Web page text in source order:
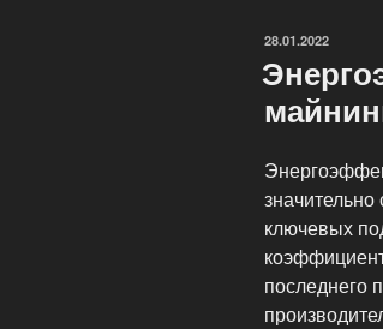
ОПУБЛИКОВАНО
28.01.2022
ключевых
последнего